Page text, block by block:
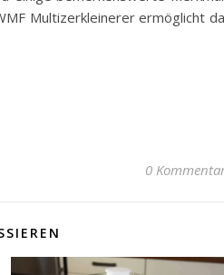
Multizerkleinerer ermöglicht
0